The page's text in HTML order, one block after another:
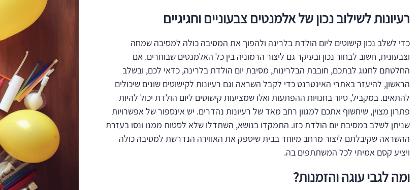
רעיונות לשילוב נכון של אלמנטים צבעוניים וחגיגיים
כדי לשלב נכון קישוטים ליום הולדת בלרינה ולהפוך את המסיבה כולה למסיבה שמחה
וצבעונית, חשוב לבחור נכון ובעיקר גם ליצור הרמוניה בין כל האלמנטים שבוחרים. אם
החלטתם לחגוג לבתכם, חובבת הבלרינות, מסיבת יום הולדת בלרינה, כדאי לכם, ובשלב
הראשון, להיעזר באתרי האינטרנט כדי לקבל השראה וגם רעיונות לקישוטים שונים שיכולים
להתאים. במקביל, סיור בחנויות ההפתעות ואלו שמציעות קישוטים ליום הולדת יכול להיות
פתרון מצוין, שיחשוף אתכם למגוון רחב מאד של רעיונות נהדרים. יש אינספור של אפשרויות
שניתן לשלב במסיבת יום הולדת כזו. התמקדו בנושא, השתדלו שלא לסטות ממנו ונסו בעזרת
ההשראה שקיבלתם ליצור מרחב מיוחד בבית שיספק את האווירה הנדרשת למסיבה כולה
ויציע קסם אמיתי לכל המשתתפים בה.
ומה לגבי עוגה והזמנות?